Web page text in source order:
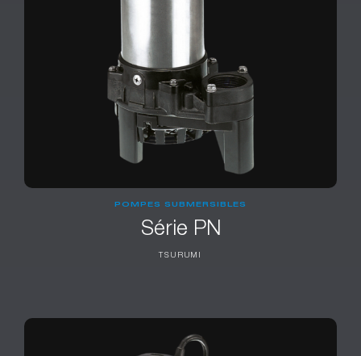
POMPES SUBMERSIBLES
Série PN
TSURUMI